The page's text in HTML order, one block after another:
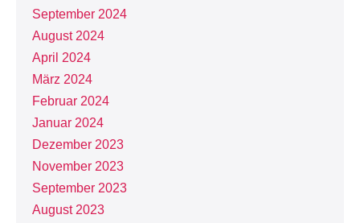
September 2024
August 2024
April 2024
März 2024
Februar 2024
Januar 2024
Dezember 2023
November 2023
September 2023
August 2023